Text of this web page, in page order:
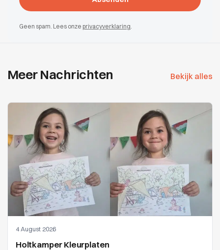
Geen spam. Lees onze privacyverklaring
Meer Nachrichten Bekijk alles
4 August 2026
Holtkamper Kleurplaten